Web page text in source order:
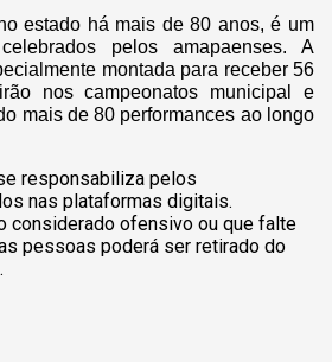
estado há mais de 80 anos, é um
pelos amapaenses. A
montada para receber 56
nos campeonatos municipal e
mais de 80 performances ao longo
responsabiliza pelos
nas plataformas digitais.
considerado ofensivo ou que falte
pessoas poderá ser retirado do